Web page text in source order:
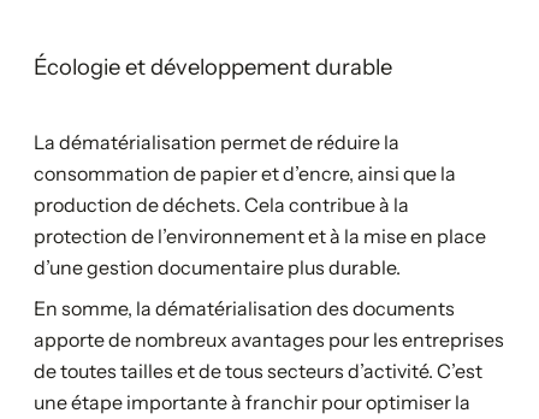
Écologie et développement durable
La dématérialisation permet de réduire la
consommation de papier et d’encre, ainsi que la
production de déchets. Cela contribue à la
protection de l’environnement et à la mise en place
d’une gestion documentaire plus durable.
En somme, la dématérialisation des documents
apporte de nombreux avantages pour les entreprises
de toutes tailles et de tous secteurs d’activité. C’est
une étape importante à franchir pour optimiser la